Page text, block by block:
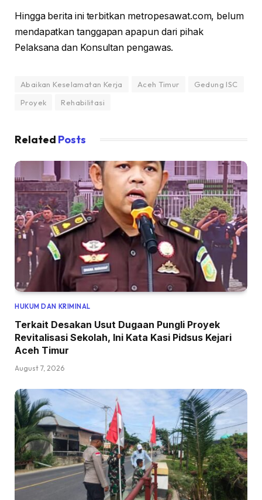
Hingga berita ini terbitkan metropesawat.com, belum
mendapatkan tanggapan apapun dari pihak
Pelaksana dan Konsultan pengawas.
Abaikan Keselamatan Kerja Aceh Timur
Gedung ISC
Proyek
Rehabilitasi
Related Posts
HUKUM DAN KRIMINAL
Terkait Desakan Usut Dugaan Pungli Proyek
Revitalisasi Sekolah, Ini Kata Kasi Pidsus Kejari
Aceh Timur
August 7, 2026